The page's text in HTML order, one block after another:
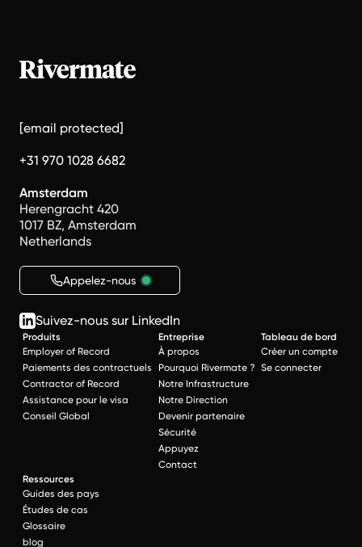
[email protected]
+31 970 1028 6682
Amsterdam
Herengracht 420
1017 BZ, Amsterdam
Netherlands
Appelez-nous
Suivez-nous sur LinkedIn
Produits
Employer of Record
Paiements des contractuels
Contractor of Record
Assistance pour le visa
Conseil Global
Entreprise
À propos
Pourquoi Rivermate ?
Notre Infrastructure
Notre Direction
Devenir partenaire
Sécurité
Appuyez
Contact
Tableau de bord
Créer un compte
Se connecter
Ressources
Guides des pays
Études de cas
Glossaire
blog